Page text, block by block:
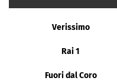
Verissimo
Rai 1
Fuori dal Coro